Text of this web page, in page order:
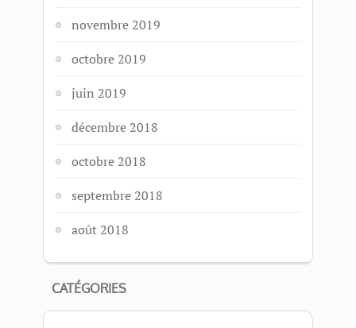
novembre 2019
octobre 2019
juin 2019
décembre 2018
octobre 2018
septembre 2018
août 2018
CATÉGORIES